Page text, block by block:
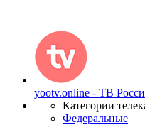
yootv.online - ТВ
Категории
Федеральные